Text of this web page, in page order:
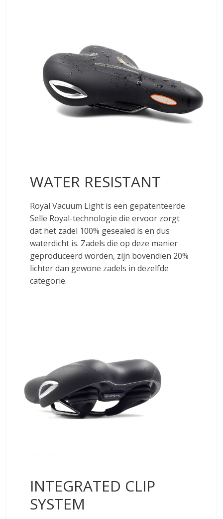
WATER RESISTANT
Royal Vacuum Light is een gepatenteerde
Selle Royal-technologie die ervoor zorgt
dat het zadel 100% gesealed is en dus
waterdicht is. Zadels die op deze manier
geproduceerd worden, zijn bovendien 20%
lichter dan gewone zadels in dezelfde
categorie.
INTEGRATED CLIP
SYSTEM